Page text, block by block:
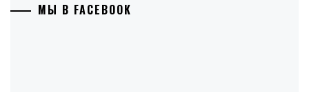
МЫ В FACEBOOK